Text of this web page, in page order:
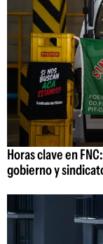
Horas clave en
gobierno y